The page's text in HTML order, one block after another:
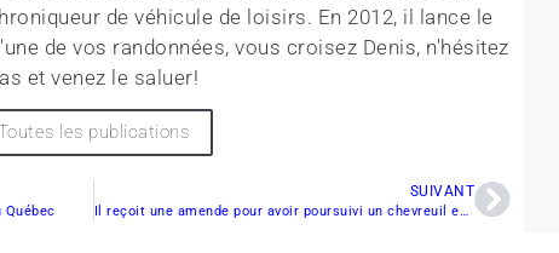
de véhicule de loisirs. En 2012, il lance le
de vos randonnées, vous croisez Denis, n'hésitez
et venez le saluer!
les publications
SUIVANT
Il reçoit une amende pour avoir poursuivi un chevreuil en motoneige